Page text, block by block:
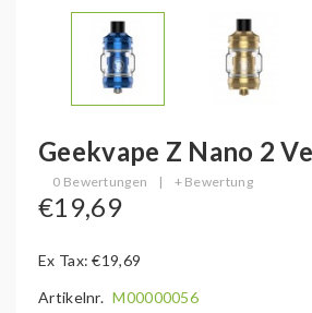
Geekvape Z Nano 2
0 Bewertungen | + Bewertung
€19,69
Ex Tax: €19,69
Artikelnr. M00000056